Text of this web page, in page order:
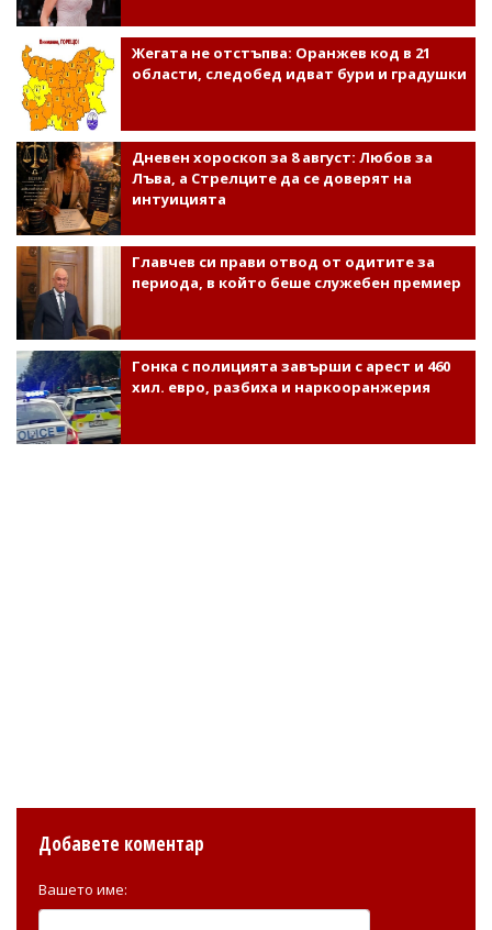
Жегата не отстъпва: Оранжев код в 21
области, следобед идват бури и градушки
Дневен хороскоп за 8 август: Любов за
Лъва, а Стрелците да се доверят на
интуицията
Главчев си прави отвод от одитите за
периода, в който беше служебен премиер
Гонка с полицията завърши с арест и 460
хил. евро, разбиха и наркооранжерия
Добавете коментар
Вашето име: